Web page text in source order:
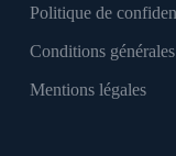
Politique de
Conditions
Mentions légales